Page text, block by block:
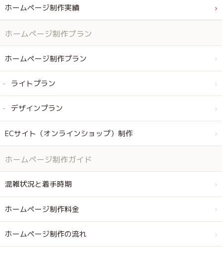
ホームページ制作実績
ホームページ制作プラン
ホームページ制作プラン
ライトプラン
デザインプラン
ECサイト（オンラインショップ）制作
ホームページ制作ガイド
混雑状況と着手時期
ホームページ制作料金
ホームページ制作の流れ